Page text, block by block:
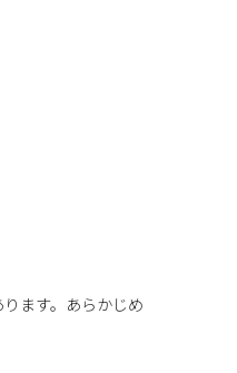
ます。あらかじめ